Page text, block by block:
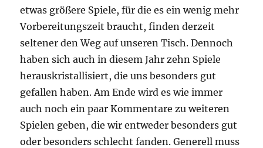
etwas größere Spiele, für die es ein wenig mehr
Vorbereitungszeit braucht, finden derzeit
seltener den Weg auf unseren Tisch. Dennoch
haben sich auch in diesem Jahr zehn Spiele
herauskristallisiert, die uns besonders gut
gefallen haben. Am Ende wird es wie immer
auch noch ein paar Kommentare zu weiteren
Spielen geben, die wir entweder besonders gut
oder besonders schlecht fanden. Generell muss